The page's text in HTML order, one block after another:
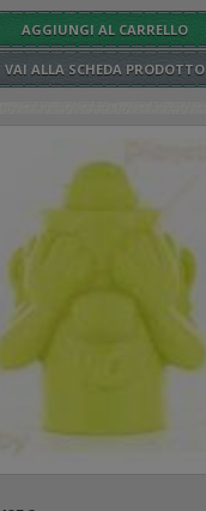
AGGIUNGI AL CARRELLO
VAI ALLA SCHEDA PRODOTTO